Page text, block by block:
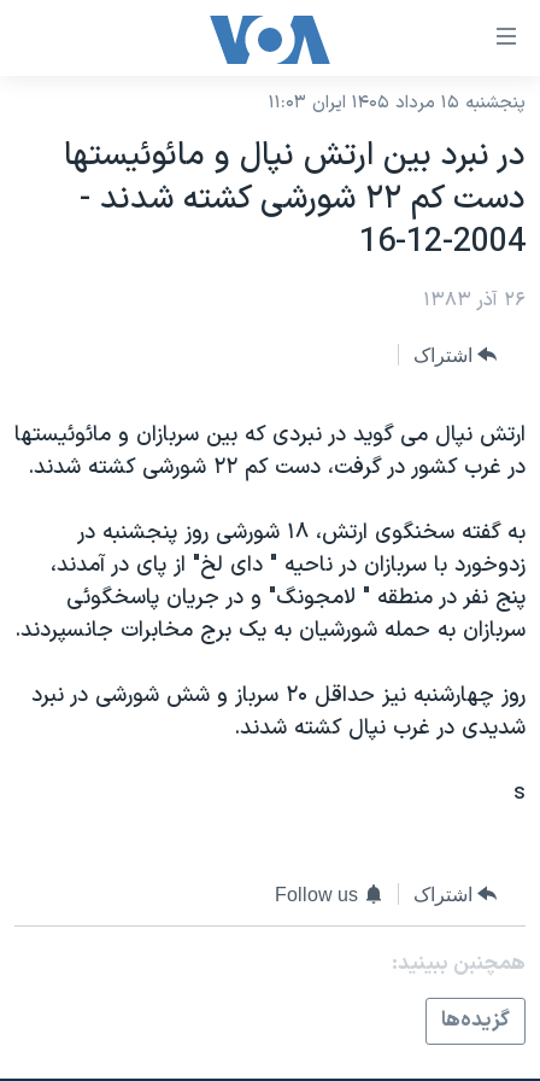
لینکهای
دسترسی
جهش
محتوای
اصلی
به
صفحه
به
جستجو
نسخه سبک وب‌سایت
موضوع ها
آمریکا
جهان
گزیده‌ها
ویژه برنامه‌ها
ویدیوها
فرهنگ و زندگی
حقوق شهروندی
علم و فناوری
اسرائیل در جنگ
برنامه های تلویزیونی
جدول برنامه ها
صفحه‌های ویژه
عملیات خشم حماسی
۲۵۰سالگی آمریکا
بایگانی برنامه‌های تلویزیونی
مستندها
انتخابات ریاست جمهوری آمریکا ۲۰۲۴
رمز مهسا
ورزش زنان در ایران
دادگاه حمید نوری
چهل سال گروگان‌گیری
قانون شفافیت دارائی کادر رهبری ایران
اعتراضات مردمی آبان ۹۸
پخش رادیویی
دنبال کنید
زبانهای مختلف
پنجشنبه ۱۵ مرداد ۱۴۰۵ ایران ۱۱:۰۳
در نبرد بين ارتش نپال و مائوئيستها
دست کم ۲۲ شورشی کشته شدند -
2004-12-16
۲۶ آذر ۱۳۸۳
اشتراک
ارتش نپال می گويد در نبردی که بين سربازان و مائوئيستها
در غرب کشور در گرفت، دست کم ۲۲ شورشی کشته شدند.
به گفته سخنگوی ارتش، ۱۸ شورشی روز پنجشنبه در
زدوخورد با سربازان در ناحيه " دای لخ" از پای در آمدند،
پنج نفر در منطقه " لامجونگ" و در جريان پاسخگوئی
سربازان به حمله شورشيان به يک برج مخابرات جانسپردند.
روز چهارشنبه نيز حداقل ۲۰ سرباز و شش شورشی در نبرد
شديدی در غرب نپال کشته شدند.
s
اشتراک Follow us
همچنبن ببینید:
گزيده‌ها